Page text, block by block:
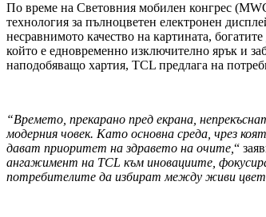
По време на Световния мобилен конгрес
технология за пълноцветен електронен
несравнимото качество на картината,
който е едновременно изключително ярък и
наподобяващо хартия, TCL предлага на
“Времето, прекарано пред екрана,
модерния човек. Като основна среда, чрез
дават приоритет на здравето на очите,“
ангажимент на TCL към иновациите,
потребителите да избират между живи